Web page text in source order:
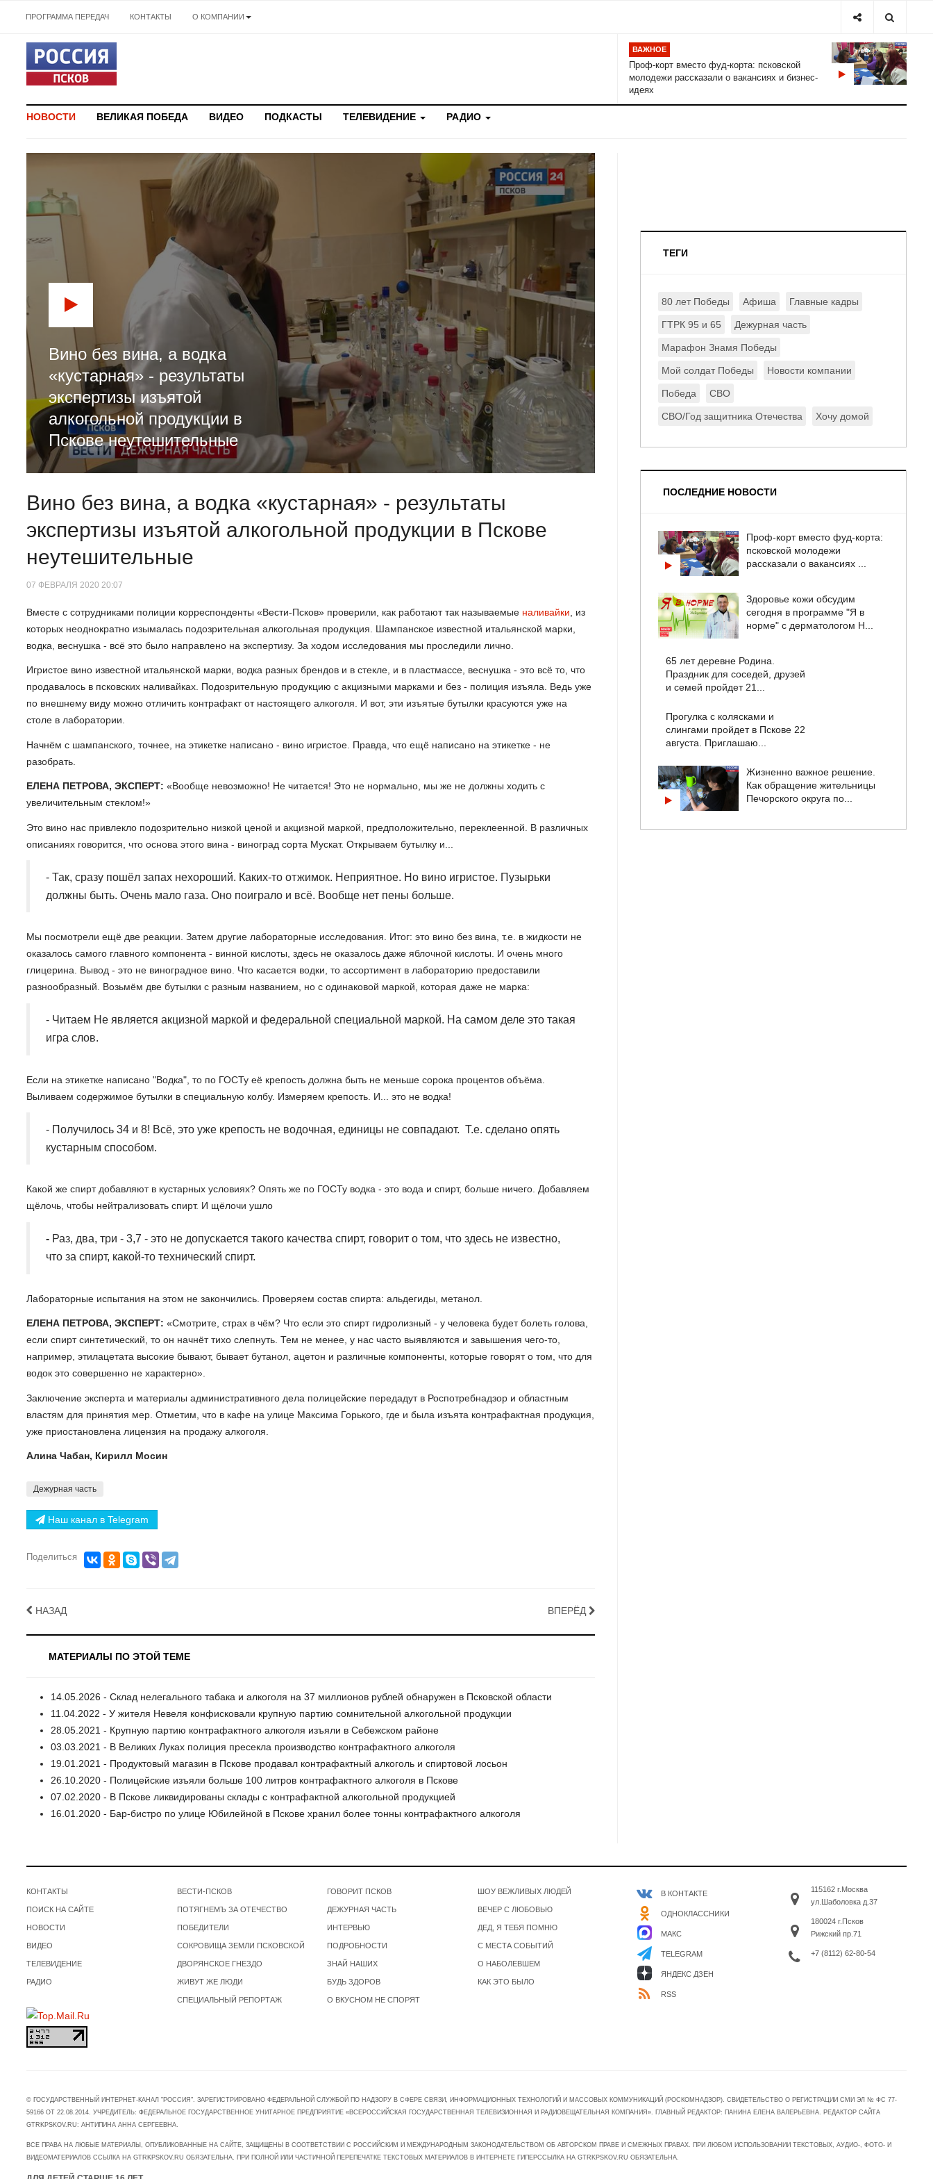
ПРОГРАММА ПЕРЕДАЧ КОНТАКТЫ О КОМПАНИИ
ВАЖНОЕ
Проф-корт вместо фуд-корта: псковской
молодежи рассказали о вакансиях и бизнес-
идеях
НОВОСТИ ВЕЛИКАЯ ПОБЕДА ВИДЕО ПОДКАСТЫ ТЕЛЕВИДЕНИЕ РАДИО
Вино без вина, а водка
«кустарная» - результаты
экспертизы изъятой
алкогольной продукции в
Пскове неутешительные
Вино без вина, а водка «кустарная» - результаты
экспертизы изъятой алкогольной продукции в Пскове
неутешительные
07 ФЕВРАЛЯ 2020 20:07
Вместе с сотрудниками полиции корреспонденты «Вести-Псков» проверили, как работают так называемые наливайки , из
которых неоднократно изымалась подозрительная алкогольная продукция. Шампанское известной итальянской марки,
водка, веснушка - всё это было направлено на экспертизу. За ходом исследования мы проследили лично.
Игристое вино известной итальянской марки, водка разных брендов и в стекле, и в пластмассе, веснушка - это всё то, что
продавалось в псковских наливайках. Подозрительную продукцию с акцизными марками и без - полиция изъяла. Ведь уже
по внешнему виду можно отличить контрафакт от настоящего алкоголя. И вот, эти изъятые бутылки красуются уже на
столе в лаборатории.
Начнём с шампанского, точнее, на этикетке написано - вино игристое. Правда, что ещё написано на этикетке - не
разобрать.
ЕЛЕНА ПЕТРОВА, ЭКСПЕРТ: «Вообще невозможно! Не читается! Это не нормально, мы же не должны ходить с
увеличительным стеклом!»
Это вино нас привлекло подозрительно низкой ценой и акцизной маркой, предположительно, переклеенной. В различных
описаниях говорится, что основа этого вина - виноград сорта Мускат. Открываем бутылку и...
- Так, сразу пошёл запах нехороший. Каких-то отжимок. Неприятное. Но вино игристое. Пузырьки
должны быть. Очень мало газа. Оно поиграло и всё. Вообще нет пены больше.
Мы посмотрели ещё две реакции. Затем другие лабораторные исследования. Итог: это вино без вина, т.е. в жидкости не
оказалось самого главного компонента - винной кислоты, здесь не оказалось даже яблочной кислоты. И очень много
глицерина. Вывод - это не виноградное вино. Что касается водки, то ассортимент в лабораторию предоставили
разнообразный. Возьмём две бутылки с разным названием, но с одинаковой маркой, которая даже не марка:
- Читаем Не является акцизной маркой и федеральной специальной маркой. На самом деле это такая
игра слов.
Если на этикетке написано "Водка", то по ГОСТу её крепость должна быть не меньше сорока процентов объёма.
Выливаем содержимое бутылки в специальную колбу. Измеряем крепость. И... это не водка!
- Получилось 34 и 8! Всё, это уже крепость не водочная, единицы не совпадают. Т.е. сделано опять
кустарным способом.
Какой же спирт добавляют в кустарных условиях? Опять же по ГОСТу водка - это вода и спирт, больше ничего. Добавляем
щёлочь, чтобы нейтрализовать спирт. И щёлочи ушло
- Раз, два, три - 3,7 - это не допускается такого качества спирт, говорит о том, что здесь не известно,
что за спирт, какой-то технический спирт.
Лабораторные испытания на этом не закончились. Проверяем состав спирта: альдегиды, метанол.
ЕЛЕНА ПЕТРОВА, ЭКСПЕРТ: «Смотрите, страх в чём? Что если это спирт гидролизный - у человека будет болеть голова,
если спирт синтетический, то он начнёт тихо слепнуть. Тем не менее, у нас часто выявляются и завышения чего-то,
например, этилацетата высокие бывают, бывает бутанол, ацетон и различные компоненты, которые говорят о том, что для
водок это совершенно не характерно».
Заключение эксперта и материалы административного дела полицейские передадут в Роспотребнадзор и областным
властям для принятия мер. Отметим, что в кафе на улице Максима Горького, где и была изъята контрафактная продукция,
уже приостановлена лицензия на продажу алкоголя.
Алина Чабан, Кирилл Мосин
Дежурная часть
Наш канал в Telegram
Поделиться
НАЗАД ВПЕРЁД
МАТЕРИАЛЫ ПО ЭТОЙ ТЕМЕ
14.05.2026 - Склад нелегального табака и алкоголя на 37 миллионов рублей обнаружен в Псковской области
11.04.2022 - У жителя Невеля конфисковали крупную партию сомнительной алкогольной продукции
28.05.2021 - Крупную партию контрафактного алкоголя изъяли в Себежском районе
03.03.2021 - В Великих Луках полиция пресекла производство контрафактного алкоголя
19.01.2021 - Продуктовый магазин в Пскове продавал контрафактный алкоголь и спиртовой лосьон
26.10.2020 - Полицейские изъяли больше 100 литров контрафактного алкоголя в Пскове
07.02.2020 - В Пскове ликвидированы склады с контрафактной алкогольной продукцией
16.01.2020 - Бар-бистро по улице Юбилейной в Пскове хранил более тонны контрафактного алкоголя
ТЕГИ
80 лет Победы Афиша Главные кадры
ГТРК 95 и 65 Дежурная часть
Марафон Знамя Победы
Мой солдат Победы Новости компании
Победа СВО
СВО/Год защитника Отечества Хочу домой
ПОСЛЕДНИЕ НОВОСТИ
Проф-корт вместо фуд-корта:
псковской молодежи
рассказали о вакансиях ...
Здоровье кожи обсудим
сегодня в программе "Я в
норме" с дерматологом Н...
65 лет деревне Родина.
Праздник для соседей, друзей
и семей пройдет 21...
Прогулка с колясками и
слингами пройдет в Пскове 22
августа. Приглашаю...
Жизненно важное решение.
Как обращение жительницы
Печорского округа по...
КОНТАКТЫ
ПОИСК НА САЙТЕ
НОВОСТИ
ВИДЕО
ТЕЛЕВИДЕНИЕ
РАДИО
ВЕСТИ-ПСКОВ
ПОТЯГНЕМЪ ЗА ОТЕЧЕСТВО
ПОБЕДИТЕЛИ
СОКРОВИЩА ЗЕМЛИ ПСКОВСКОЙ
ДВОРЯНСКОЕ ГНЕЗДО
ЖИВУТ ЖЕ ЛЮДИ
СПЕЦИАЛЬНЫЙ РЕПОРТАЖ
ГОВОРИТ ПСКОВ
ДЕЖУРНАЯ ЧАСТЬ
ИНТЕРВЬЮ
ПОДРОБНОСТИ
ЗНАЙ НАШИХ
БУДЬ ЗДОРОВ
О ВКУСНОМ НЕ СПОРЯТ
ШОУ ВЕЖЛИВЫХ ЛЮДЕЙ
ВЕЧЕР С ЛЮБОВЬЮ
ДЕД, Я ТЕБЯ ПОМНЮ
С МЕСТА СОБЫТИЙ
О НАБОЛЕВШЕМ
КАК ЭТО БЫЛО
В КОНТАКТЕ
ОДНОКЛАССНИКИ
МАКС
TELEGRAM
ЯНДЕКС ДЗЕН
RSS
115162 г.Москва
ул.Шаболовка д.37
180024 г.Псков
Рижский пр.71
+7 (8112) 62-80-54
© ГОСУДАРСТВЕННЫЙ ИНТЕРНЕТ-КАНАЛ "РОССИЯ". ЗАРЕГИСТРИРОВАНО ФЕДЕРАЛЬНОЙ СЛУЖБОЙ ПО НАДЗОРУ В СФЕРЕ СВЯЗИ, ИНФОРМАЦИОННЫХ ТЕХНОЛОГИЙ И МАССОВЫХ КОММУНИКАЦИЙ (РОСКОМНАДЗОР). СВИДЕТЕЛЬСТВО О РЕГИСТРАЦИИ СМИ ЭЛ № ФС 77-
59166 ОТ 22.08.2014. УЧРЕДИТЕЛЬ: ФЕДЕРАЛЬНОЕ ГОСУДАРСТВЕННОЕ УНИТАРНОЕ ПРЕДПРИЯТИЕ «ВСЕРОССИЙСКАЯ ГОСУДАРСТВЕННАЯ ТЕЛЕВИЗИОННАЯ И РАДИОВЕЩАТЕЛЬНАЯ КОМПАНИЯ». ГЛАВНЫЙ РЕДАКТОР: ПАНИНА ЕЛЕНА ВАЛЕРЬЕВНА. РЕДАКТОР САЙТА
GTRKPSKOV.RU: АНТИПИНА АННА СЕРГЕЕВНА.
ВСЕ ПРАВА НА ЛЮБЫЕ МАТЕРИАЛЫ, ОПУБЛИКОВАННЫЕ НА САЙТЕ, ЗАЩИЩЕНЫ В СООТВЕТСТВИИ С РОССИЙСКИМ И МЕЖДУНАРОДНЫМ ЗАКОНОДАТЕЛЬСТВОМ ОБ АВТОРСКОМ ПРАВЕ И СМЕЖНЫХ ПРАВАХ. ПРИ ЛЮБОМ ИСПОЛЬЗОВАНИИ ТЕКСТОВЫХ, АУДИО-, ФОТО- И
ВИДЕОМАТЕРИАЛОВ ССЫЛКА НА GTRKPSKOV.RU ОБЯЗАТЕЛЬНА. ПРИ ПОЛНОЙ ИЛИ ЧАСТИЧНОЙ ПЕРЕПЕЧАТКЕ ТЕКСТОВЫХ МАТЕРИАЛОВ В ИНТЕРНЕТЕ ГИПЕРССЫЛКА НА GTRKPSKOV.RU ОБЯЗАТЕЛЬНА.